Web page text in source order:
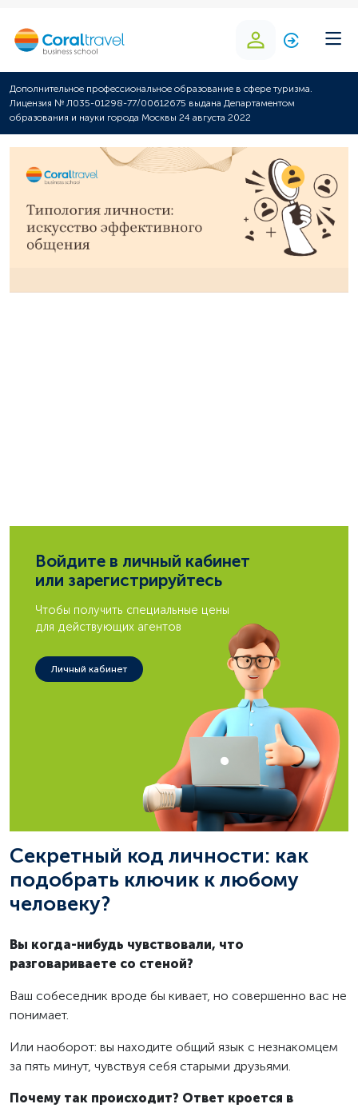
Дополнительное профессиональное образование в сфере туризма.
Лицензия № Л035-01298-77/00612675 выдана Департаментом
образования и науки города Москвы 24 августа 2022
Войдите в личный кабинет
или зарегистрируйтесь
Чтобы получить специальные цены
для действующих агентов
Личный кабинет
Секретный код личности: как
подобрать ключик к любому
человеку?
Вы когда-нибудь чувствовали, что
разговариваете со стеной?
Ваш собеседник вроде бы кивает, но совершенно вас не
понимает.
Или наоборот: вы находите общий язык с незнакомцем
за пять минут, чувствуя себя старыми друзьями.
Почему так происходит? Ответ кроется в